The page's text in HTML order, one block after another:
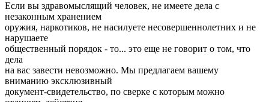
Если вы здравомыслящий человек, не имеете дела с
незаконным хранением
оружия, наркотиков, не насилуете несовершеннолетних и не
нарушаете
общественный порядок - то... это еще не говорит о том, что
дела
на вас завести невозможно. Мы предлагаем вашему
вниманию эксклюзивный
документ-свидетельство, по сверке с которым можно